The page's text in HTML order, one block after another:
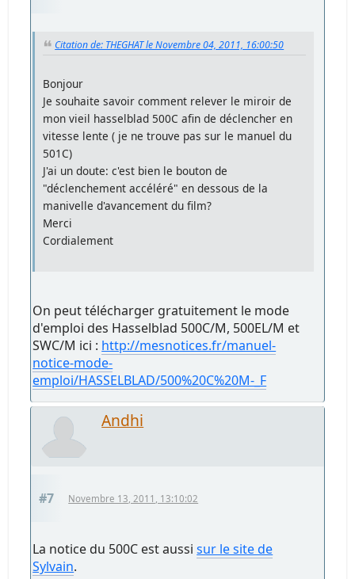
Citation de: THEGHAT le Novembre 04, 2011, 16:00:50
Bonjour
Je souhaite savoir comment relever le miroir de
mon vieil hasselblad 500C afin de déclencher en
vitesse lente ( je ne trouve pas sur le manuel du
501C)
J'ai un doute: c'est bien le bouton de
"déclenchement accéléré" en dessous de la
manivelle d'avancement du film?
Merci
Cordialement
On peut télécharger gratuitement le mode
d'emploi des Hasselblad 500C/M, 500EL/M et
SWC/M ici : http://mesnotices.fr/manuel-
notice-mode-
emploi/HASSELBLAD/500%20C%20M-_F
Andhi
#7 Novembre 13, 2011, 13:10:02
La notice du 500C est aussisur le site de
Sylvain.